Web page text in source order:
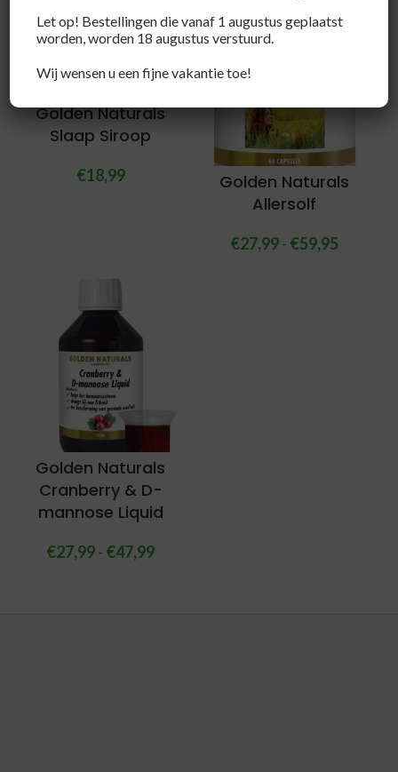
Golden Naturals
Slaap Siroop
€18,99
Golden Naturals
Allersolf
€27,99- €59,95
Golden Naturals
Cranberry & D-
mannose Liquid
€27,99- €47,99
Let op! Bestellingen die vanaf 1 augustus geplaatst
worden, worden 18 augustus verstuurd.
Wij wensen u een fijne vakantie toe!